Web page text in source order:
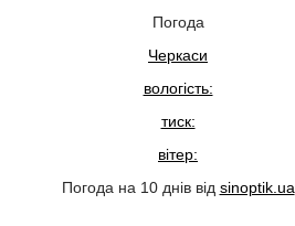
Погода
Черкаси
вологість:
тиск:
вітер:
Погода на 10 днів від sinoptik.ua